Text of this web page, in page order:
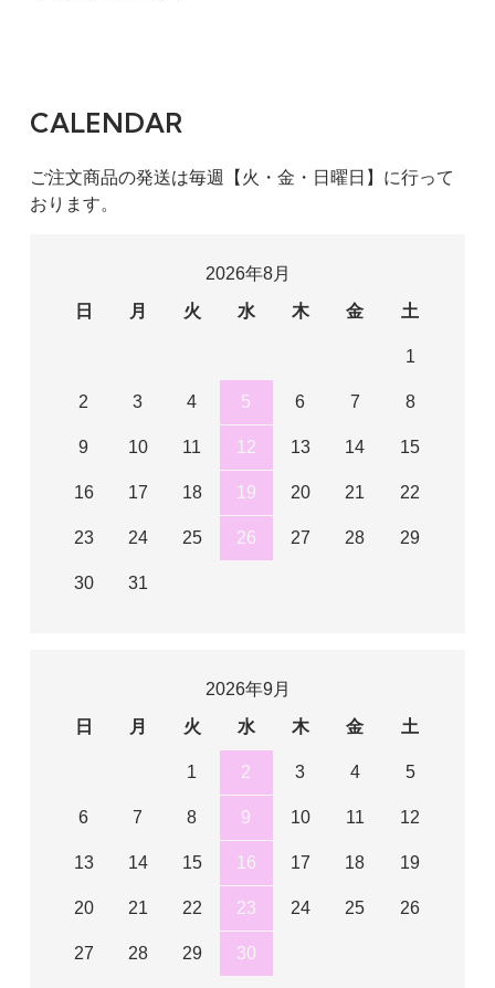
CALENDAR
ご注文商品の発送は毎週【火・金・日曜日】に行って
おります。
2026年8月
日
月 火 水 木 金 土
1
2 3 4 5 6 7 8
9 10 11 12 13 14 15
16 17 18 19 20 21 22
23 24 25 26 27 28 29
30 31
2026年9月
日
月 火 水 木 金 土
1 2 3 4 5
6 7 8 9 10 11 12
13 14 15 16 17 18 19
20 21 22 23 24 25 26
27 28 29 30